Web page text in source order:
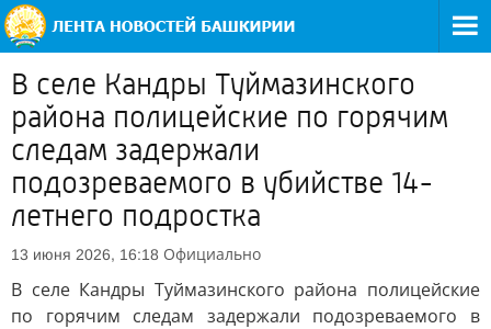
В селе Кандры Туймазинского
района полицейские по горячим
следам задержали
подозреваемого в убийстве 14-
летнего подростка
13 июня 2026, 16:18 Официально
В селе Кандры Туймазинского района полицейские
по горячим следам задержали подозреваемого в